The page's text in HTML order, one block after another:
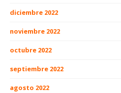
diciembre 2022
noviembre 2022
octubre 2022
septiembre 2022
agosto 2022